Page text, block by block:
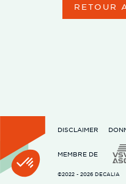
RETOUR
DISCLAIMER
MEMBRE DE
©2022 - 2026 DECALIA